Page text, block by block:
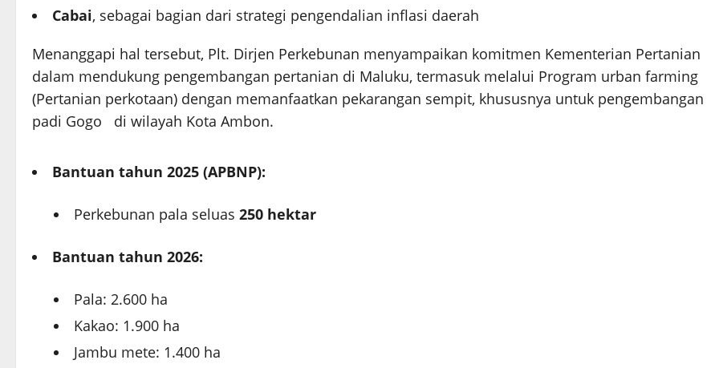
Cabai, sebagai bagian dari strategi pengendalian inflasi daerah
Menanggapi hal tersebut, Plt. Dirjen Perkebunan menyampaikan komitmen Kementerian Pertanian
dalam mendukung pengembangan pertanian di Maluku, termasuk melalui Program urban farming
(Pertanian perkotaan) dengan memanfaatkan pekarangan sempit, khususnya untuk pengembangan
padi Gogo di wilayah Kota Ambon.
Bantuan tahun 2025 (APBNP):
Perkebunan pala seluas 250 hektar
Bantuan tahun 2026:
Pala: 2.600 ha
Kakao: 1.900 ha
Jambu mete: 1.400 ha